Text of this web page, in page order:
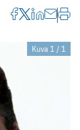
Kuva 1 / 1